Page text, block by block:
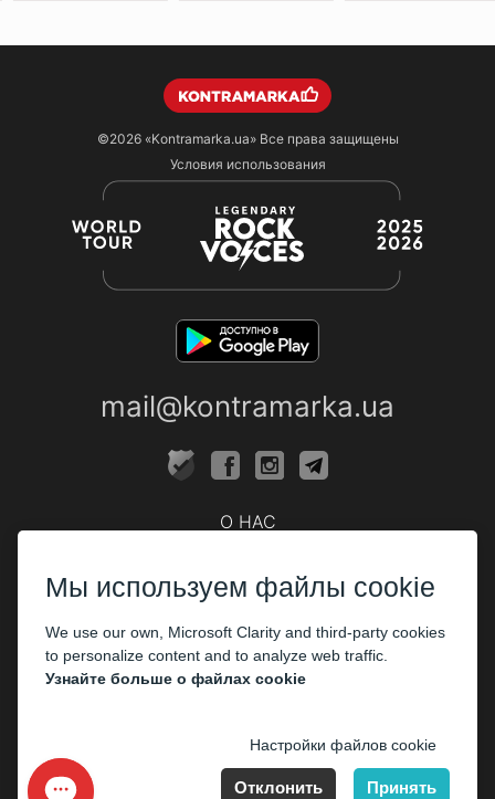
©2026 «Kontramarka.ua»Все права защищены
Условия использования
mail@kontramarka.ua
О НАС
ПАРТНЕРАМ
Организаторам
Корпоративным клиентам
Мы используем файлы cookie
We use our own, Microsoft Clarity and third-party cookies
to personalize content and to analyze web traffic.
Узнайте больше о файлах cookie
Настройки файлов cookie
Отклонить Принять